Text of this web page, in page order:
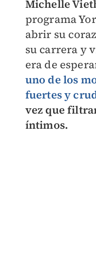
Michelle
programa
abrir su
su carrera y
era de
uno de los
fuertes y
vez que
íntimos.